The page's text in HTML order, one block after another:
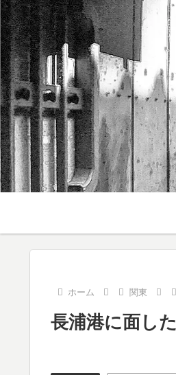
ホーム 関東
長浦港に面し